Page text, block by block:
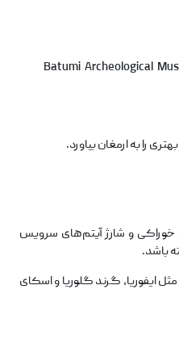
Batumi Archeological
خوراکی و شارژ آیتم‌های سرویس
ایفوریا، گرند گلوریا و اسکای